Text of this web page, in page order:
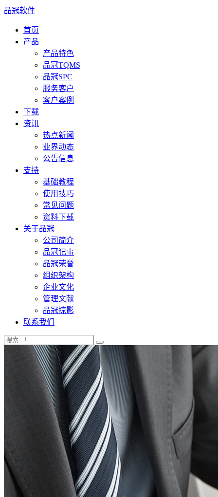
品冠软件
首页
产品
产品特色
品冠TQMS
品冠SPC
服务客户
客户案例
下载
资讯
热点新闻
业界动态
公告信息
支持
基础教程
使用技巧
常见问题
资料下载
关于品冠
公司简介
品冠记事
品冠荣誉
组织架构
企业文化
管理文献
品冠掠影
联系我们